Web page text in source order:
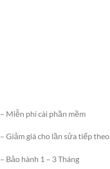
– Miễn phí cài phần mềm
– Giảm giá cho lần sửa tiếp theo
– Bảo hành 1 – 3 Tháng